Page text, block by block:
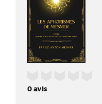
0avis